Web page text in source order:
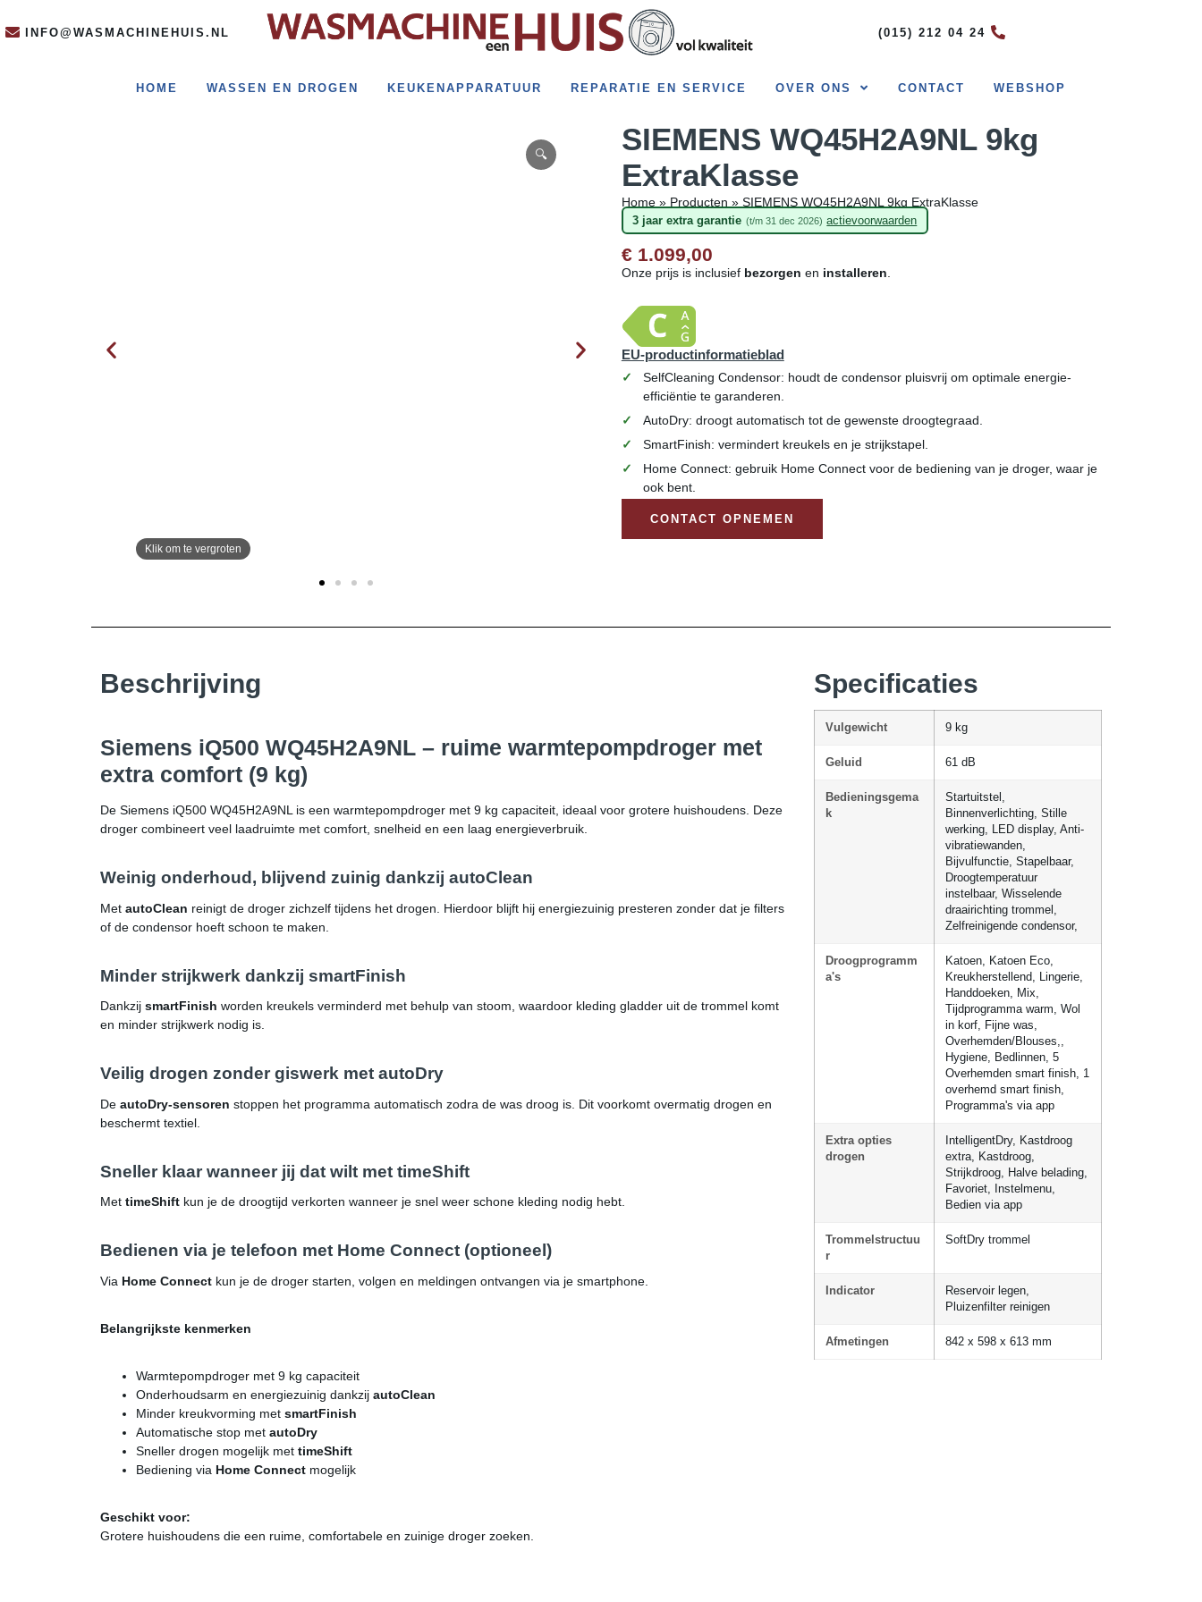
INFO@WASMACHINEHUIS.NL (015) 212 04 24
HOME WASSEN EN DROGEN KEUKENAPPARATUUR REPARATIE EN SERVICE OVER ONS CONTACT WEBSHOP
SIEMENS WQ45H2A9NL 9kg
ExtraKlasse
Home» Producten » SIEMENS WQ45H2A9NL 9kg ExtraKlasse
3 jaar extra garantie (t/m 31 dec 2026) actievoorwaarden
€ 1.099,00
Onze prijs is inclusief bezorgen en installeren
EU-productinformatieblad
SelfCleaning Condensor: houdt de condensor pluisvrij om optimale energie-
efficiëntie te garanderen.
AutoDry: droogt automatisch tot de gewenste droogtegraad.
SmartFinish: vermindert kreukels en je strijkstapel.
Home Connect: gebruik Home Connect voor de bediening van je droger, waar je
ook bent.
CONTACT OPNEMEN
Beschrijving
Siemens iQ500 WQ45H2A9NL – ruime warmtepompdroger met
extra comfort (9 kg)
De Siemens iQ500 WQ45H2A9NL is een warmtepompdroger met 9 kg capaciteit, ideaal voor grotere huishoudens. Deze
droger combineert veel laadruimte met comfort, snelheid en een laag energieverbruik.
Weinig onderhoud, blijvend zuinig dankzij autoClean
Met autoClean reinigt de droger zichzelf tijdens het drogen. Hierdoor blijft hij energiezuinig presteren zonder dat je filters
of de condensor hoeft schoon te maken.
Minder strijkwerk dankzij smartFinish
Dankzij smartFinish worden kreukels verminderd met behulp van stoom, waardoor kleding gladder uit de trommel komt
en minder strijkwerk nodig is.
Veilig drogen zonder giswerk met autoDry
De autoDry-sensoren stoppen het programma automatisch zodra de was droog is. Dit voorkomt overmatig drogen en
beschermt textiel.
Sneller klaar wanneer jij dat wilt met timeShift
Met timeShift kun je de droogtijd verkorten wanneer je snel weer schone kleding nodig hebt.
Bedienen via je telefoon met Home Connect (optioneel)
Via Home Connect kun je de droger starten, volgen en meldingen ontvangen via je smartphone.
Belangrijkste kenmerken
Warmtepompdroger met 9 kg capaciteit
Onderhoudsarm en energiezuinig dankzij autoClean
Minder kreukvorming met smartFinish
Automatische stop met autoDry
Sneller drogen mogelijk met timeShift
Bediening via Home Connect mogelijk
Geschikt voor:
Grotere huishoudens die een ruime, comfortabele en zuinige droger zoeken.
Specificaties
Vulgewicht 9 kg
Geluid 61 dB
Bedieningsgema
k
Startuitstel,
Binnenverlichting, Stille
werking, LED display, Anti-
vibratiewanden,
Bijvulfunctie, Stapelbaar,
Droogtemperatuur
instelbaar, Wisselende
draairichting trommel,
Zelfreinigende condensor,
Droogprogramm
a's
Katoen, Katoen Eco,
Kreukherstellend, Lingerie,
Handdoeken, Mix,
Tijdprogramma warm, Wol
in korf, Fijne was,
Overhemden/Blouses,,
Hygiene, Bedlinnen, 5
Overhemden smart finish, 1
overhemd smart finish,
Programma's via app
Extra opties
drogen
IntelligentDry, Kastdroog
extra, Kastdroog,
Strijkdroog, Halve belading,
Favoriet, Instelmenu,
Bedien via app
Trommelstructuu
r
SoftDry trommel
Indicator
Reservoir legen,
Pluizenfilter reinigen
Afmetingen 842 x 598 x 613 mm